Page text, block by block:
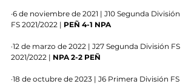
·6 de noviembre de 2021 | J10 Segunda División
FS 2021/2022 | PEÑ 4-1 NPA
·12 de marzo de 2022 | J27 Segunda División FS
2021/2022 | NPA 2-2 PEÑ
·18 de octubre de 2023 | J6 Primera División FS